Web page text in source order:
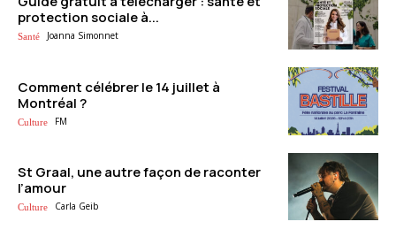
protection sociale à...
Santé Joanna Simonnet
Comment célébrer le 14 juillet à
Montréal ?
Culture FM
St Graal, une autre façon de raconter
l’amour
Culture Carla Geib